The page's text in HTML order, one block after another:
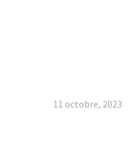
11 octobre, 2023